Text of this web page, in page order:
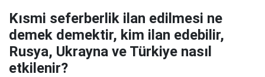
Kısmi seferberlik ilan edilmesi ne
demek demektir, kim ilan edebilir,
Rusya, Ukrayna ve Türkiye nasıl
etkilenir?